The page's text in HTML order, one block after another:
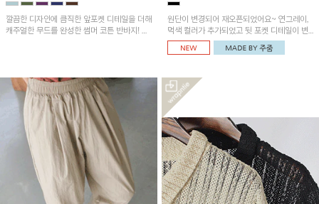
깔끔한 디자인에 큼직한 앞포켓 디테일을 더해
캐주얼한 무드를 완성한 썸머 코튼 반바지! 허
원단이 변경되어 재오픈되었어요~ 연그레이,
먹색 컬러가 추가되었고 뒷 포켓 디테일이 변
경되었습니다~가볍고 시원하게 착용되는 배
기통팬츠! 허리밴딩과 여유로운 통으로 편안해